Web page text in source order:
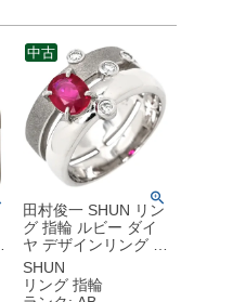
田村俊一 SHUN リン
グ 指輪 ルビー ダイ
ヤ デザインリング プ
ラチナシルバー
SHUN プラチナ900
オーバルミックスカ
SHUN
リング 指輪
中古